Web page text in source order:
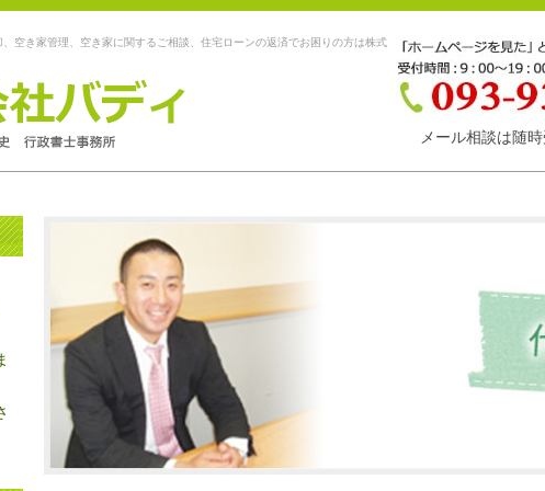
空き家管理、空き家に関するご相談、住宅ローンの返済でお困りの方は株式
メール相談は随